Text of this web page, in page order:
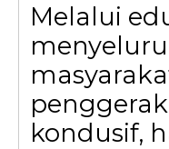
Melalui
kondusif,